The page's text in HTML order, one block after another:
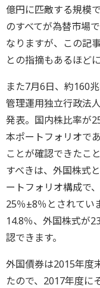
億円に匹敵する規模
のすべてが為替市場
なりますが、この記
との指摘もあるほど
また7月6日、約160
管理運用独立行政法
発表。国内株比率が
本ポートフォリオで
ことが確認できたこ
すべきは、外国株式
ートフォリオ構成で
25％±8％とされてい
14.8％、外国株式が
認できます。
外国債券は2015年度
たので、2017年度に